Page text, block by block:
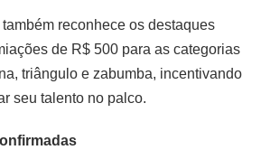
reconhece os destaques
de R$ 500 para as categorias
triângulo e zabumba, incentivando
seu talento no palco.